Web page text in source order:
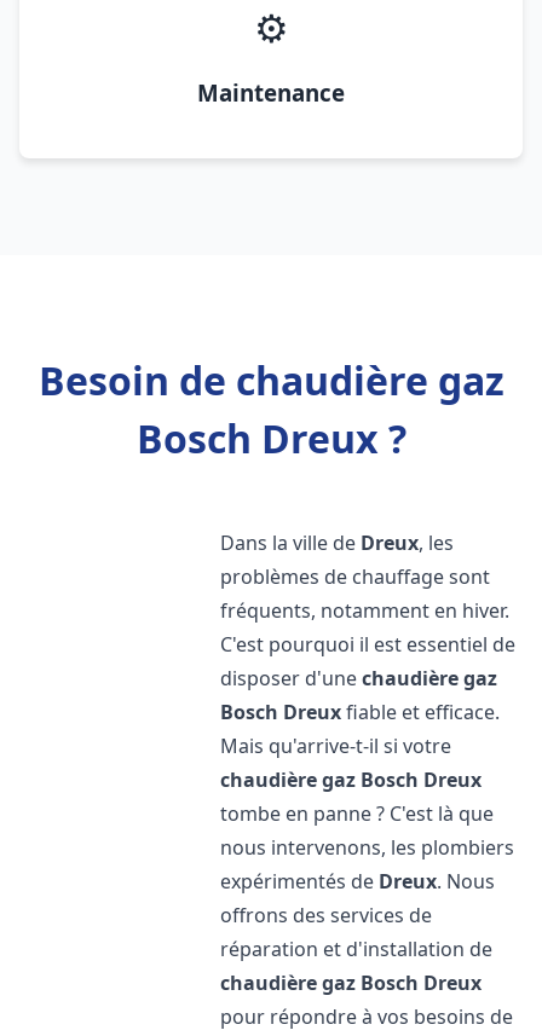
⚙️
Maintenance
Besoin de chaudière gaz
Bosch Dreux ?
Dans la ville de Dreux, les
problèmes de chauffage sont
fréquents, notamment en hiver.
C'est pourquoi il est essentiel de
disposer d'unechaudière gaz
Bosch Dreuxfiable et efficace.
Mais qu'arrive-t-il si votre
chaudière gaz Bosch Dreux
tombe en panne ? C'est là que
nous intervenons, les plombiers
expérimentés de Dreux. Nous
offrons des services de
réparation et d'installation de
chaudière gaz Bosch Dreux
pour répondre à vos besoins de